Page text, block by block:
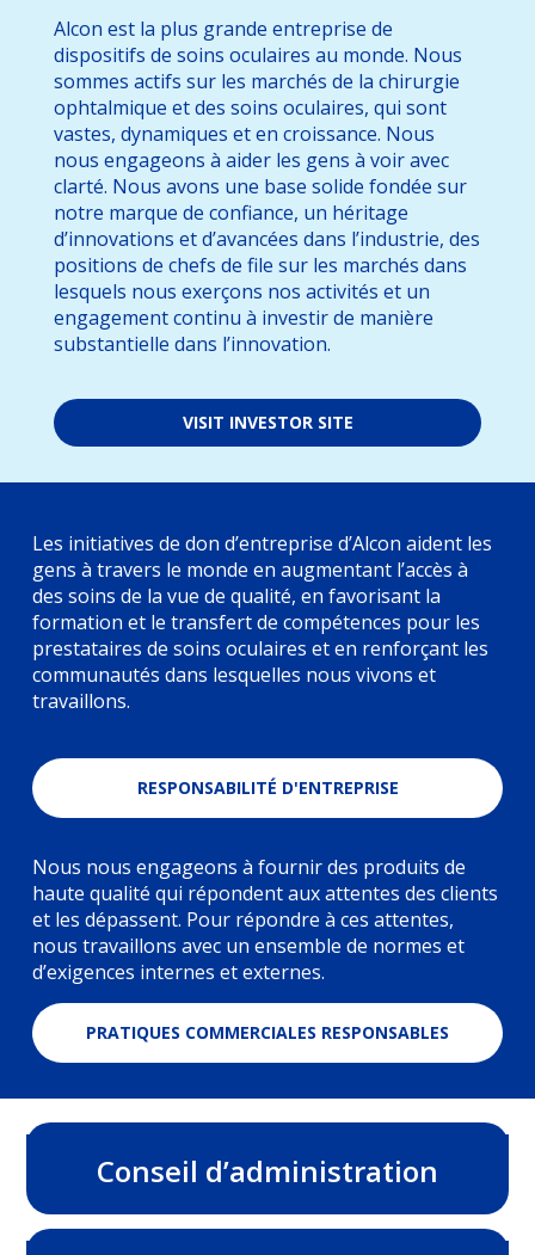
Alcon est la plus grande entreprise de
dispositifs de soins oculaires au monde. Nous
sommes actifs sur les marchés de la chirurgie
ophtalmique et des soins oculaires, qui sont
vastes, dynamiques et en croissance. Nous
nous engageons à aider les gens à voir avec
clarté. Nous avons une base solide fondée sur
notre marque de confiance, un héritage
d’innovations et d’avancées dans l’industrie, des
positions de chefs de file sur les marchés dans
lesquels nous exerçons nos activités et un
engagement continu à investir de manière
substantielle dans l’innovation.
VISIT INVESTOR SITE
Les initiatives de don d’entreprise d’Alcon aident les
gens à travers le monde en augmentant l’accès à
des soins de la vue de qualité, en favorisant la
formation et le transfert de compétences pour les
prestataires de soins oculaires et en renforçant les
communautés dans lesquelles nous vivons et
travaillons.
RESPONSABILITÉ D'ENTREPRISE
Nous nous engageons à fournir des produits de
haute qualité qui répondent aux attentes des clients
et les dépassent. Pour répondre à ces attentes,
nous travaillons avec un ensemble de normes et
d’exigences internes et externes.
PRATIQUES COMMERCIALES RESPONSABLES
Conseil d’administration